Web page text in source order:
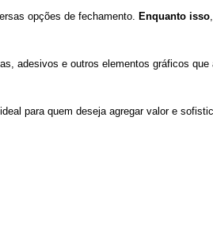
opções de fechamento. Enquanto isso
adesivos e outros elementos gráficos
para quem deseja agregar valor e